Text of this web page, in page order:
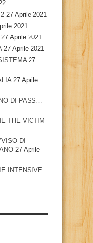
27 Aprile 2021
2021
27 Aprile 2021
27 Aprile 2021
27
27 Aprile
DI PASS…
THE VICTIM
DI
27 Aprile
INTENSIVE